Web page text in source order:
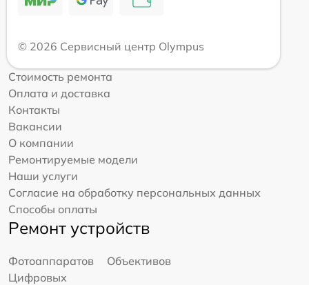
© 2026 Сервисный центр Olympus
Стоимость ремонта
Оплата и доставка
Контакты
Вакансии
О компании
Ремонтируемые модели
Наши услуги
Согласие на обработку персональных данных
Способы оплаты
Ремонт устройств
Фотоаппаратов
Объективов
Цифровых